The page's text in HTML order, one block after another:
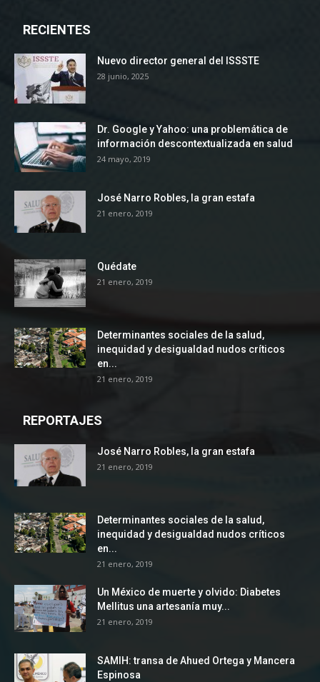
RECIENTES
Nuevo director general del ISSSTE
28 junio, 2025
Dr. Google y Yahoo: una problemática de
información descontextualizada en salud
24 mayo, 2019
José Narro Robles, la gran estafa
21 enero, 2019
Quédate
21 enero, 2019
Determinantes sociales de la salud,
inequidad y desigualdad nudos críticos
en...
21 enero, 2019
REPORTAJES
José Narro Robles, la gran estafa
21 enero, 2019
Determinantes sociales de la salud,
inequidad y desigualdad nudos críticos
en...
21 enero, 2019
Un México de muerte y olvido: Diabetes
Mellitus una artesanía muy...
21 enero, 2019
SAMIH: transa de Ahued Ortega y Mancera
Espinosa